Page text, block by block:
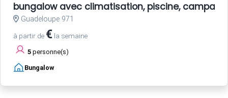
bungalow avec climatisation, piscine,
Guadeloupe 971
à partir de € la semaine
5 personne(s)
Bungalow